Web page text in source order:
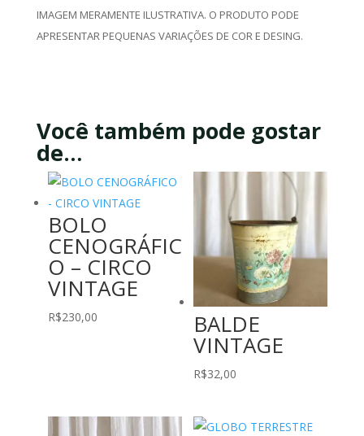
IMAGEM MERAMENTE ILUSTRATIVA. O PRODUTO PODE
APRESENTAR PEQUENAS VARIAÇÕES DE COR E DESING.
Você também pode gostar
de…
BOLO
CENOGRÁFIC
O – CIRCO
VINTAGE
R$230,00 BALDE
VINTAGE
R$32,00